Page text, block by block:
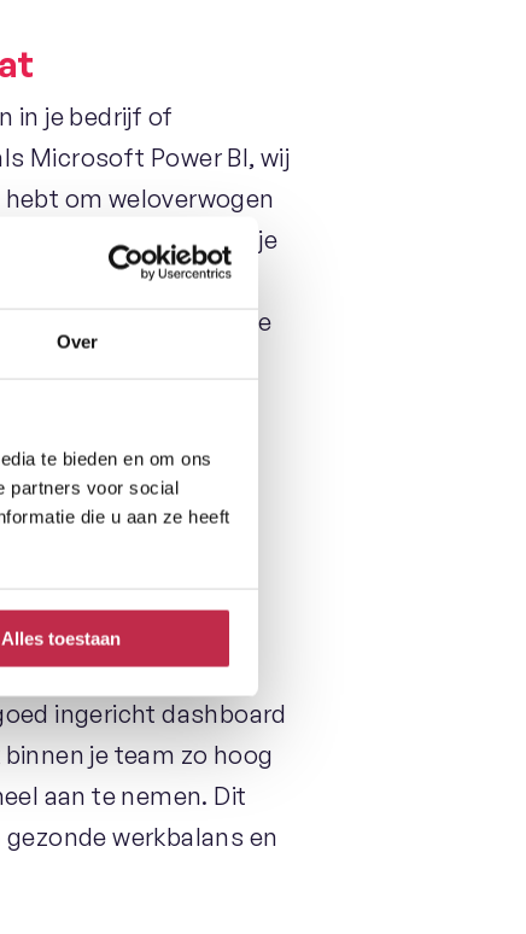
Over
te bieden en om ons
partners voor social
die u aan ze heeft
Alles toestaan
in je bedrijf of
Microsoft Power BI, wij
om weloverwogen
tools helpt je
die specifiek zijn
Dit betekent dat je
sturen van je
de waardevolle
real-time data te
mogelijk over het
ingericht dashboard
je team zo hoog
aan te nemen. Dit
werkbalans en